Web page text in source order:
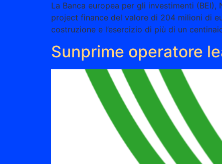
La Banca europea per gli investimenti
project finance del valore di 204 milioni di
costruzione e l’esercizio di più di un
Sunprime operatore